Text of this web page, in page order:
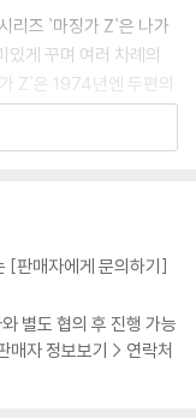
리즈 `마징가 Z`은 나가
있게 꾸며 여러 차례의
Z`은 1974년엔 두편의
), 그랜다이져 (1975년),
[판매자에게 문의하기]
별도 협의 후 진행 가능
매자 정보보기 > 연락처